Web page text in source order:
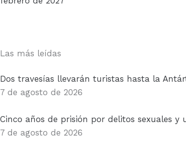
Las más leídas
Dos travesías llevarán turistas hasta la
7 de agosto de 2026
Cinco años de prisión por delitos sexuales y
7 de agosto de 2026